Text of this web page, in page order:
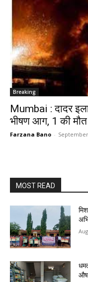
Breaking
Mumbai : दादर
भीषण आग, 1 की मौत
Farzana Bano -
MOST READ